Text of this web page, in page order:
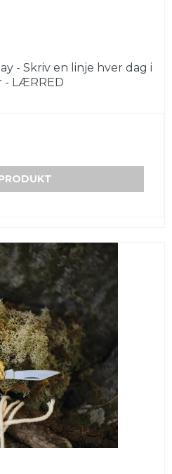
- Skriv en linje hver dag i
- LÆRRED